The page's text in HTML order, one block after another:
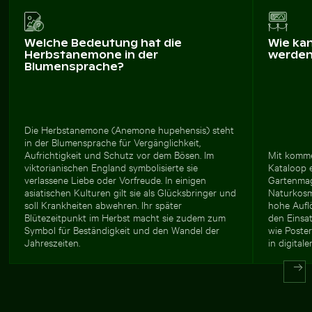
Welche Bedeutung hat die
Herbstanemone in der
Blumensprache?
Die Herbstanemone (Anemone hupehensis) steht
in der Blumensprache für Vergänglichkeit,
Aufrichtigkeit und Schutz vor dem Bösen. Im
viktorianischen England symbolisierte sie
verlassene Liebe oder Vorfreude. In einigen
asiatischen Kulturen gilt sie als Glücksbringer und
soll Krankheiten abwehren. Ihr später
Blütezeitpunkt im Herbst macht sie zudem zum
Symbol für Beständigkeit und den Wandel der
Jahreszeiten.
Wie
Mit
Kataloop
hohe
den
wie
in